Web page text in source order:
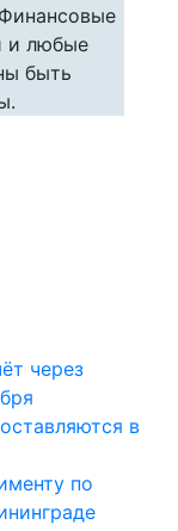
и любые
быть
через
в
по